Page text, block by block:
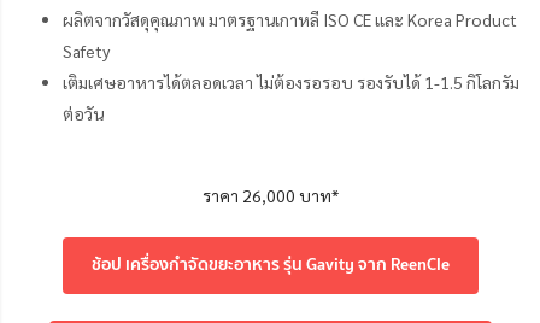
ผลิตจากวัสดุคุณภาพ มาตรฐานเกาหลี ISO CE และ Korea Product
Safety
เติมเศษอาหารได้ตลอดเวลา ไม่ต้องรอรอบ รองรับได้ 1-1.5 กิโลกรัม
ต่อวัน
ราคา 26,000 บาท*
ช้อป เครื่องกำจัดขยะอาหาร รุ่น Gavity จาก ReenCle